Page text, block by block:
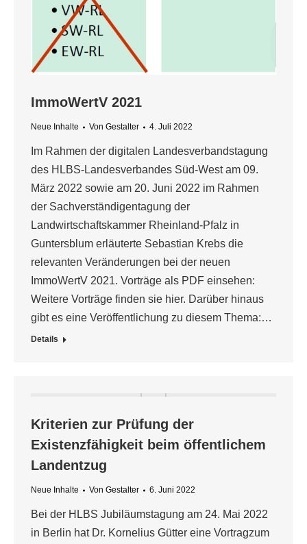
ImmoWertV 2021
Neue Inhalte Von Gestalter 4. Juli 2022
Im Rahmen der digitalen Landesverbandstagung
des HLBS-Landesverbandes Süd-West am 09.
März 2022 sowie am 20. Juni 2022 im Rahmen
der Sachverständigentagung der
Landwirtschaftskammer Rheinland-Pfalz in
Guntersblum erläuterte Sebastian Krebs die
relevanten Veränderungen bei der neuen
ImmoWertV 2021. Vorträge als PDF einsehen:
Weitere Vorträge finden sie hier. Darüber hinaus
gibt es eine Veröffentlichung zu diesem Thema:…
Details
Kriterien zur Prüfung der
Existenzfähigkeit beim öffentlichem
Landentzug
Neue Inhalte Von Gestalter 6. Juni 2022
Bei der HLBS Jubiläumstagung am 24. Mai 2022
in Berlin hat Dr. Kornelius Gütter eine Vortragzum